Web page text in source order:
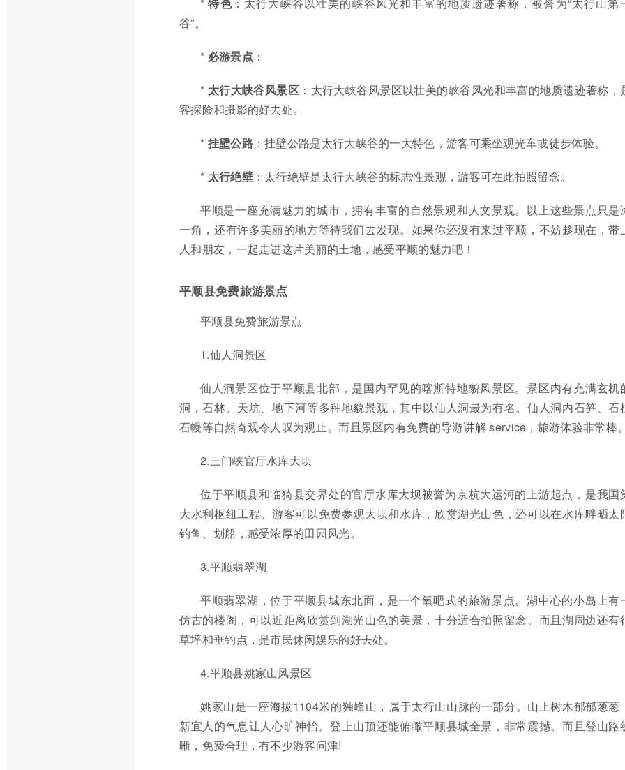
谷”。
* 必游景点 ：
* 太行大峡谷风景区 ：太行大峡谷风景区以壮美的峡谷风光和丰富的地质遗迹著称，
客探险和摄影的好去处。
* 挂壁公路：挂壁公路是太行大峡谷的一大特色，游客可乘坐观光车或徒步体验。
* 太行绝壁：太行绝壁是太行大峡谷的标志性景观，游客可在此拍照留念。
平顺是一座充满魅力的城市，拥有丰富的自然景观和人文景观。以上这些景点只是
一角，还有许多美丽的地方等待我们去发现。如果你还没有来过平顺，不妨趁现在，带
人和朋友，一起走进这片美丽的土地，感受平顺的魅力吧！
平顺县免费旅游景点
平顺县免费旅游景点
1.仙人洞景区
仙人洞景区位于平顺县北部，是国内罕见的喀斯特地貌风景区。景区内有充满玄机
洞，石林、天坑、地下河等多种地貌景观，其中以仙人洞最为有名。仙人洞内石笋、石
石幔等自然奇观令人叹为观止。而且景区内有免费的导游讲解 service，旅游体验非常棒
2.三门峡官厅水库大坝
位于平顺县和临猗县交界处的官厅水库大坝被誉为京杭大运河的上游起点，是我国
大水利枢纽工程。游客可以免费参观大坝和水库，欣赏湖光山色，还可以在水库畔晒太
钓鱼、划船，感受浓厚的田园风光。
3.平顺翡翠湖
平顺翡翠湖，位于平顺县城东北面，是一个氧吧式的旅游景点。湖中心的小岛上有
仿古的楼阁，可以近距离欣赏到湖光山色的美景，十分适合拍照留念。而且湖周边还有
草坪和垂钓点，是市民休闲娱乐的好去处。
4.平顺县姚家山风景区
姚家山是一座海拔1104米的独峰山，属于太行山山脉的一部分。山上树木郁郁葱葱
新宜人的气息让人心旷神怡。登上山顶还能俯瞰平顺县城全景，非常震撼。而且登山路
晰，免费合理，有不少游客问津!